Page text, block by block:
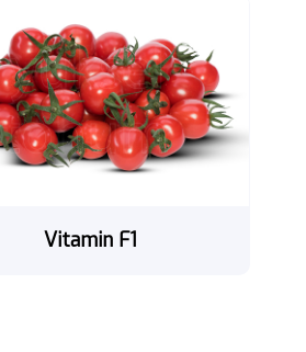
Vitamin F1